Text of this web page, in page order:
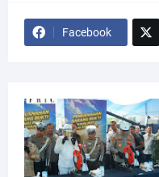
Facebook